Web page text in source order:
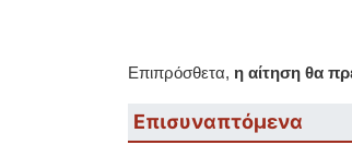
Επιπρόσθετα, η αίτηση θα
Επισυναπτόμενα